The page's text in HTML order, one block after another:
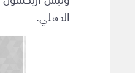
الذهلي.